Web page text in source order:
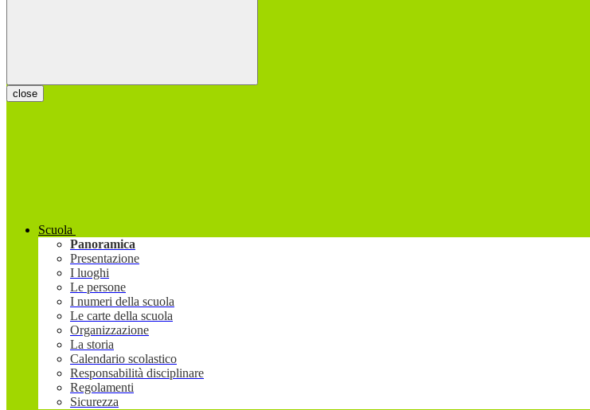
close
Scuola
Panoramica
Presentazione
I luoghi
Le persone
I numeri della scuola
Le carte della scuola
Organizzazione
La storia
Calendario scolastico
Responsabilità disciplinare
Regolamenti
Sicurezza